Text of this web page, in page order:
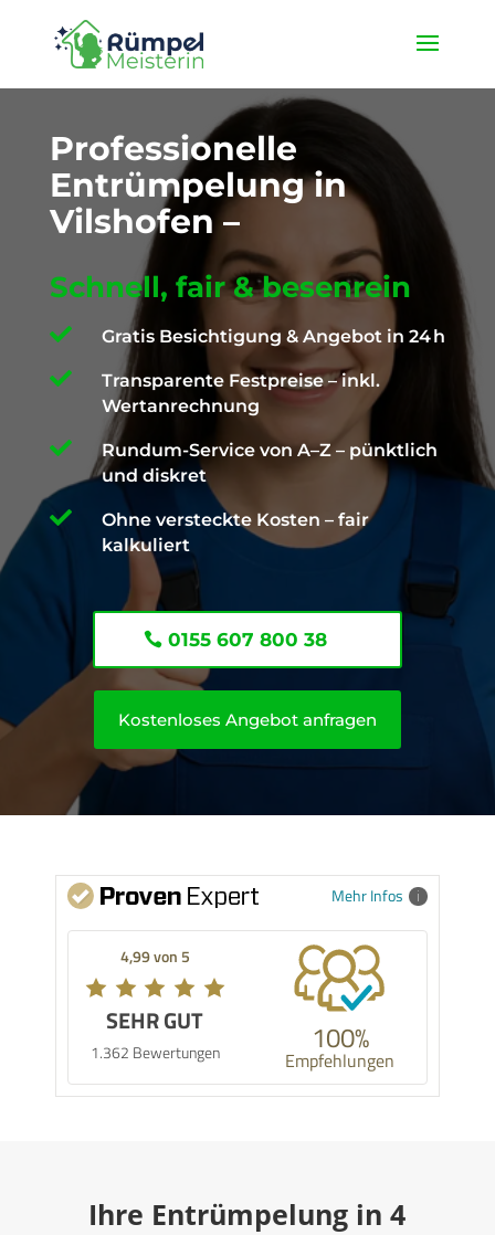
★ 4,9 / 5 ProvenExpert ✓ Deutschlandweit unterwegs ✉️
info@die-ruempelmeisterin.com
Professionelle
Entrümpelung in
Vilshofen –
Schnell, fair & besenrein
 Gratis Besichtigung & Angebot in 24 h

Transparente Festpreise – inkl.
Wertanrechnung

Rundum-Service von A–Z – pünktlich
und diskret

Ohne versteckte Kosten – fair
kalkuliert
0155 607 800 38
Kostenloses Angebot anfragen
Mehr Infos
4,99 von 5
SEHR GUT
1.362 Bewertungen 100%
Empfehlungen
Ihre Entrümpelung in 4